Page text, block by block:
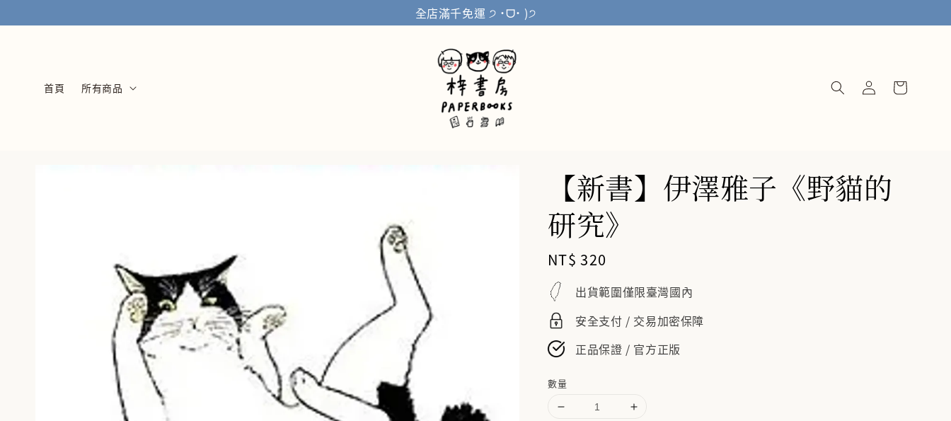
全店滿千免運 ੭ ˙ᗜ˙ )੭
首頁 所有商品
【新書】伊澤雅子《野貓的
研究》
Regular
price
NT$ 320
出貨範圍僅限臺灣國內
安全支付 / 交易加密保障
正品保證 / 官方正版
數量